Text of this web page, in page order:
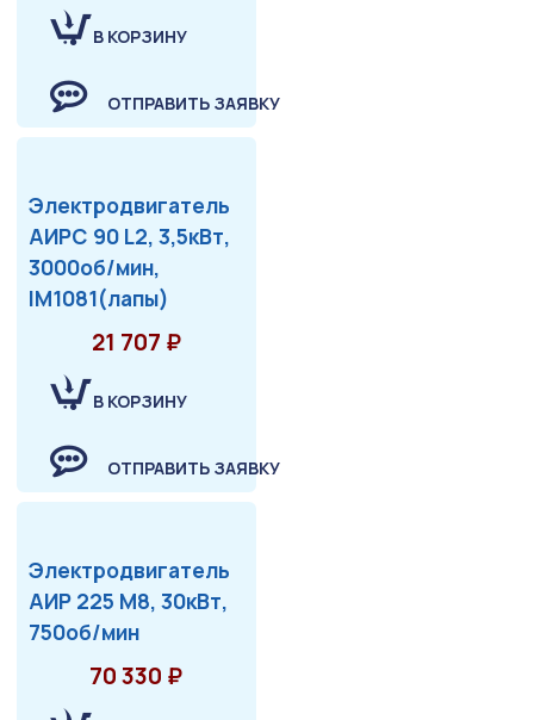
В КОРЗИНУ
ОТПРАВИТЬ ЗАЯВКУ
Электродвигатель
АИРС 90 L2, 3,5кВт,
3000об/мин,
IM1081(лапы)
21 707 ₽
В КОРЗИНУ
ОТПРАВИТЬ ЗАЯВКУ
Электродвигатель
АИР 225 М8, 30кВт,
750об/мин
70 330 ₽